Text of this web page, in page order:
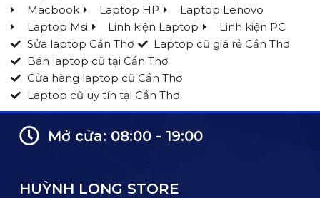
Macbook
Laptop HP
Laptop Lenovo
Laptop Msi
Linh kiện Laptop
Linh kiện PC
Sửa laptop Cần Thơ
Laptop cũ giá rẻ Cần Thơ
Bán laptop cũ tại Cần Thơ
Cửa hàng laptop cũ Cần Thơ
Laptop cũ uy tín tại Cần Thơ
Mở cửa: 08:00 - 19:00
HUỲNH LONG STORE